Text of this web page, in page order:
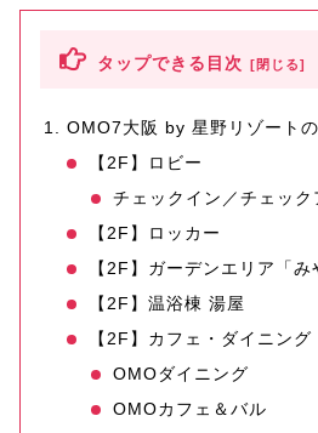
タップできる目次
OMO7大阪 by 星野リゾート
【2F】ロビー
チェックイン／チェック
【2F】ロッカー
【2F】ガーデンエリア「み
【2F】温浴棟 湯屋
【2F】カフェ・ダイニング
OMOダイニング
OMOカフェ＆バル